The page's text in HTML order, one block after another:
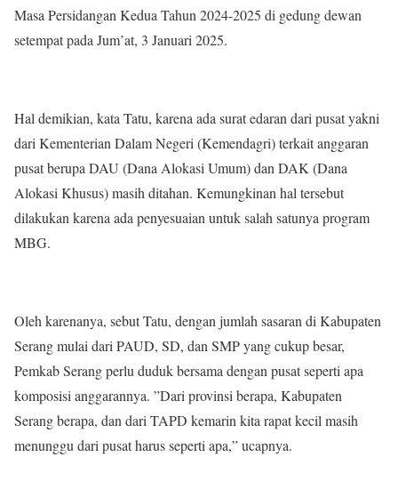
Masa Persidangan Kedua Tahun 2024-2025 di gedung dewan
setempat pada Jum’at, 3 Januari 2025.
Hal demikian, kata Tatu, karena ada surat edaran dari pusat yakni
dari Kementerian Dalam Negeri (Kemendagri) terkait anggaran
pusat berupa DAU (Dana Alokasi Umum) dan DAK (Dana
Alokasi Khusus) masih ditahan. Kemungkinan hal tersebut
dilakukan karena ada penyesuaian untuk salah satunya program
MBG.
Oleh karenanya, sebut Tatu, dengan jumlah sasaran di Kabupaten
Serang mulai dari PAUD, SD, dan SMP yang cukup besar,
Pemkab Serang perlu duduk bersama dengan pusat seperti apa
komposisi anggarannya. ”Dari provinsi berapa, Kabupaten
Serang berapa, dan dari TAPD kemarin kita rapat kecil masih
menunggu dari pusat harus seperti apa,” ucapnya.